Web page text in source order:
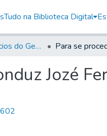
Tudo na Biblioteca Digital
Volume 84 - Ofícios do General Martins Lopes de Saldanha (Governador da Capitania): 1782- 1786
Jozé